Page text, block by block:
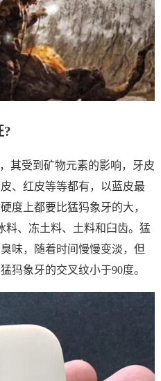
?
其受到矿物元素的影响，牙皮
、红皮等等都有，以蓝皮最
度上都要比猛犸象牙的大，
料、冻土料、土料和臼齿。猛
味，随着时间慢慢变淡，但
犸象牙的交叉纹小于90度。